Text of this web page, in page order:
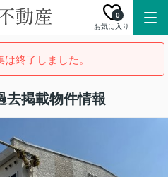
お気に入り
0
終了しました。
去掲載物件情報